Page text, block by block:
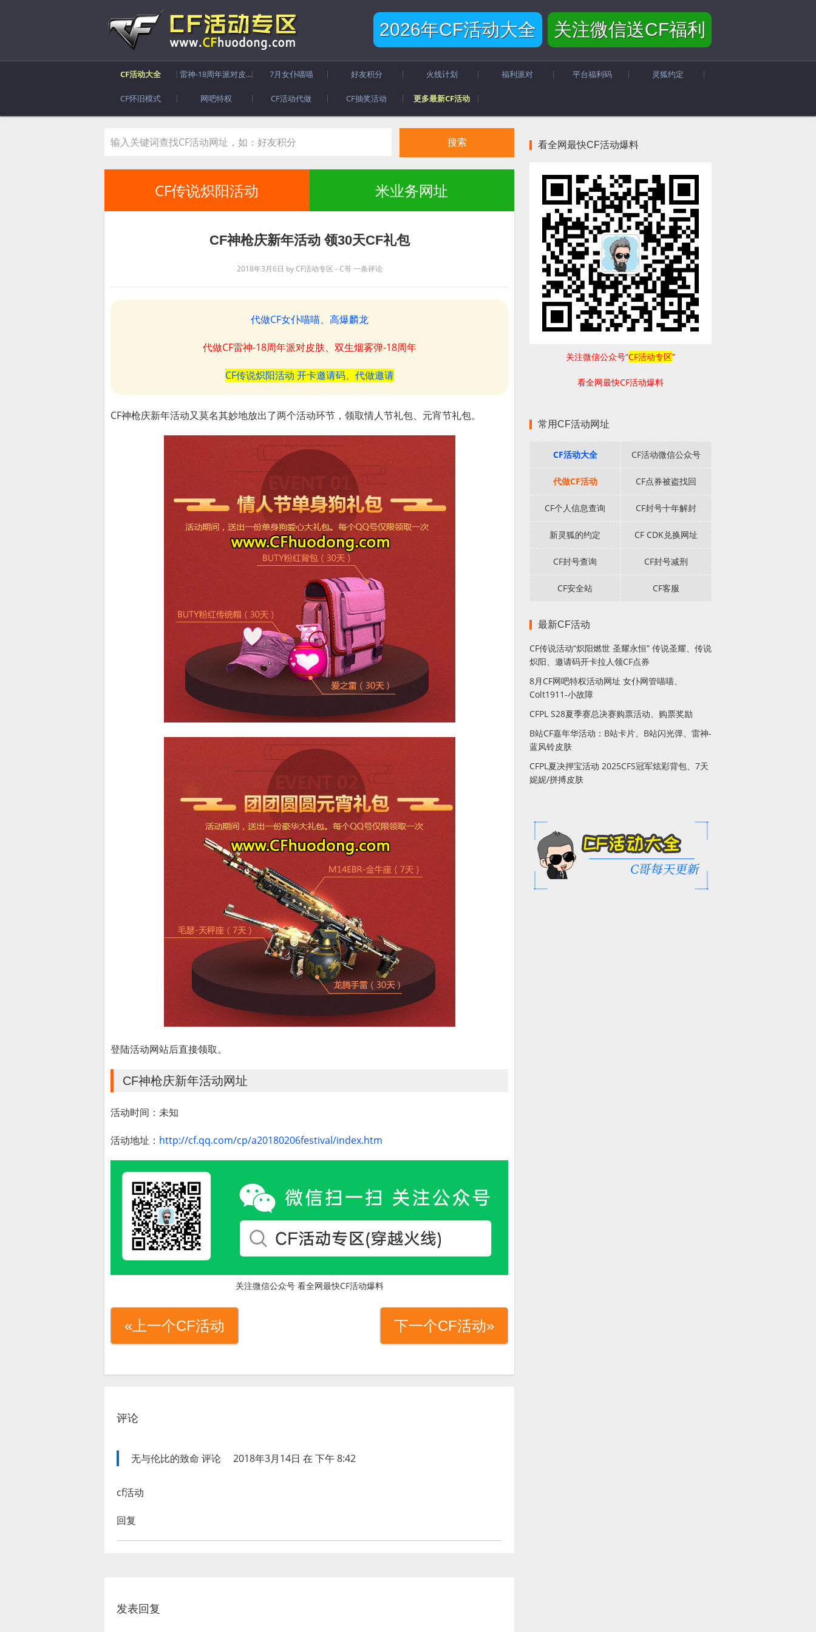
2026年CF活动大全 关注微信送CF福利
CF活动大全 雷神-18周年派对皮肤 7月女仆喵喵 好友积分 火线计划 福利派对 平台福利码 灵狐约定
CF怀旧模式 网吧特权 CF活动代做 CF抽奖活动 更多最新CF活动
CF传说炽阳活动 米业务网址
CF神枪庆新年活动 领30天CF礼包
2018年3月6日 byCF活动专区 - C哥 一条评论
代做CF女仆喵喵、高爆麟龙
代做CF雷神-18周年派对皮肤、双生烟雾弹-18周年
CF传说炽阳活动 开卡邀请码、代做邀请
CF神枪庆新年活动又莫名其妙地放出了两个活动环节，领取情人节礼包、元宵节礼包。
登陆活动网站后直接领取。
CF神枪庆新年活动网址
活动时间：未知
活动地址： http://cf.qq.com/cp/a20180206festival/index.htm
关注微信公众号 看全网最快CF活动爆料
«上一个CF活动 下一个CF活动»
评论
无与伦比的致命 评论 2018年3月14日 在 下午 8:42
cf活动
回复
发表回复
看全网最快CF活动爆料
关注微信公众号“CF活动专区”
看全网最快CF活动爆料
常用CF活动网址
CF活动大全 CF活动微信公众号
代做CF活动 CF点券被盗找回
CF个人信息查询 CF封号十年解封
新灵狐的约定 CF CDK兑换网址
CF封号查询 CF封号减刑
CF安全站 CF客服
最新CF活动
CF传说活动“炽阳燃世 圣耀永恒” 传说圣耀、传说
炽阳、邀请码开卡拉人领CF点券
8月CF网吧特权活动网址 女仆网管喵喵、
Colt1911-小故障
CFPL S28夏季赛总决赛购票活动、购票奖励
B站CF嘉年华活动：B站卡片、B站闪光弹、雷神-
蓝风铃皮肤
CFPL夏决押宝活动 2025CFS冠军炫彩背包、7天
妮妮/拼搏皮肤